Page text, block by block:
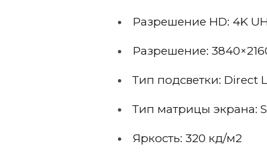
Разрешение HD: 4K
Разрешение:
Тип подсветки: Direct
Тип матрицы экрана:
Яркость: 320 кд/м2